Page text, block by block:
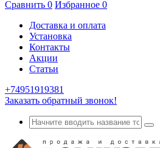
Сравнить 0 Избранное 0
Доставка и оплата
Установка
Контакты
Акции
Статьи
+74951919381
Заказать обратный звонок!